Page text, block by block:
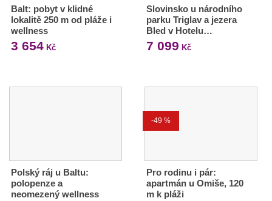
Balt: pobyt v klidné
lokalitě 250 m od pláže i
wellness
3 654 Kč
Slovinsko u národního
parku Triglav a jezera
Bled v Hotelu…
7 099 Kč
Polský ráj u Baltu:
polopenze a
neomezený wellness
-49 %
Pro rodinu i pár:
apartmán u Omiše, 120
m k pláži